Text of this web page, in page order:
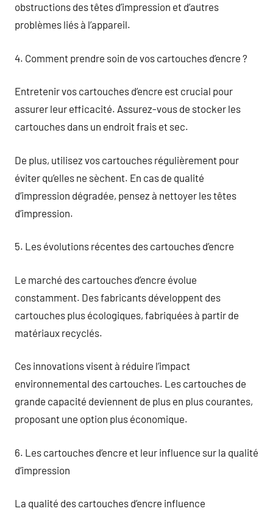
obstructions des têtes d’impression et d’autres
problèmes liés à l’appareil.
4. Comment prendre soin de vos cartouches d’encre ?
Entretenir vos cartouches d’encre est crucial pour
assurer leur efficacité. Assurez-vous de stocker les
cartouches dans un endroit frais et sec.
De plus, utilisez vos cartouches régulièrement pour
éviter qu’elles ne sèchent. En cas de qualité
d’impression dégradée, pensez à nettoyer les têtes
d’impression.
5. Les évolutions récentes des cartouches d’encre
Le marché des cartouches d’encre évolue
constamment. Des fabricants développent des
cartouches plus écologiques, fabriquées à partir de
matériaux recyclés.
Ces innovations visent à réduire l’impact
environnemental des cartouches. Les cartouches de
grande capacité deviennent de plus en plus courantes,
proposant une option plus économique.
6. Les cartouches d’encre et leur influence sur la qualité
d’impression
La qualité des cartouches d’encre influence